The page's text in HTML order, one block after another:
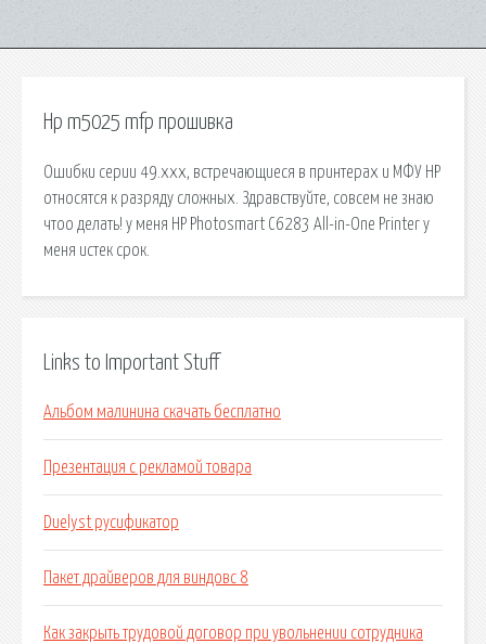
Hp m5025 mfp прошивка
Ошибки серии 49.xxx, встречающиеся в принтерах и МФУ HP
относятся к разряду сложных. Здравствуйте, совсем не знаю
чтоо делать! у меня HP Photosmart C6283 All-in-One Printer у
меня истек срок.
Links to Important Stuff
Альбом малинина скачать бесплатно
Презентация с рекламой товара
Duelyst русификатор
Пакет драйверов для виндовс 8
Как закрыть трудовой договор при увольнении сотрудника